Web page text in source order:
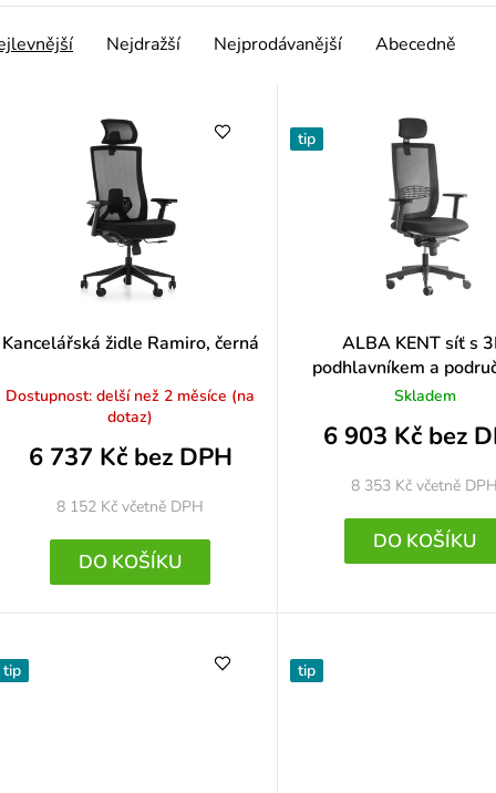
Nejdražší Nejprodávanější Abecedně
Kancelářská židle Ramiro, černá
Dostupnost: delší než 2 měsíce (na
dotaz)
6 737 Kč bez DPH
8 152 Kčvčetně DPH
DO KOŠÍKU
tip
ALBA KENT síť s
podhlavníkem a
Skladem
6 903 Kč bez
8 353 Kčvčetně DPH
DO KOŠÍKU
tip tip